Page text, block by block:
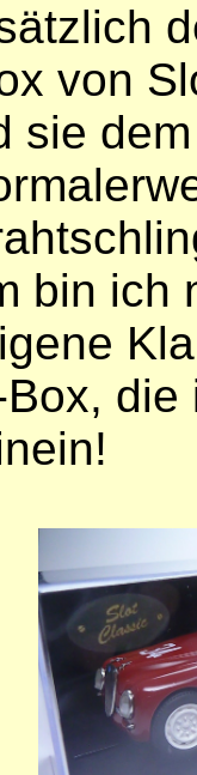
von
sie
bin ich